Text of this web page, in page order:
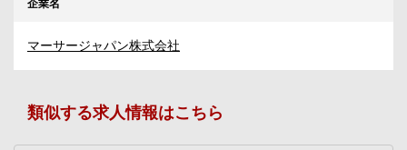
企業名
マーサージャパン株式会社
類似する求人情報はこちら